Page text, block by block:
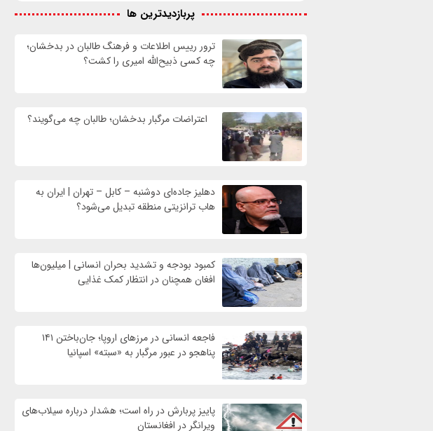
پربازدیدترین ها
ترور رییس اطلاعات و فرهنگ طالبان در بدخشان؛
چه کسی ذبیح‌الله امیری را کشت؟
اعتراضات مرگبار بدخشان؛ طالبان چه می‌گویند؟
دهلیز جاده‌ای دوشنبه – کابل – تهران | ایران به
هاب ترانزیتی منطقه تبدیل می‌شود؟
کمبود بودجه و تشدید بحران انسانی | میلیون‌ها
افغان همچنان در انتظار کمک غذایی
فاجعه انسانی در مرزهای اروپا؛ جان‌باختن ۱۴۱
پناهجو در عبور مرگبار به «سبته» اسپانیا
پاییز پربارش در راه است؛ هشدار درباره سیلاب‌های
ویرانگر در افغانستان